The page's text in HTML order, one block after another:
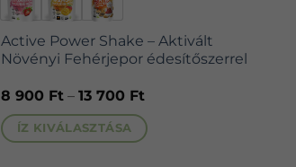
Active Power Shake – Aktivált
Növényi Fehérjepor édesítőszerrel
8 900 Ft – 13 700 FtÁrtartomány:
900 Ft
-
ÍZ KIVÁLASZTÁSA
több
van.
A
változatok